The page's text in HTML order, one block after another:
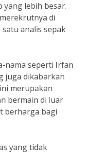
lebih besar.
di
analis sepak
nama seperti Irfan
juga dikabarkan
merupakan
bermain di luar
berharga bagi
yang tidak